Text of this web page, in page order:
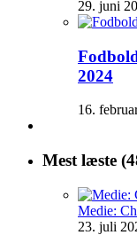
29. juni
2024
16.
Mest læste
Medie:
23. juli